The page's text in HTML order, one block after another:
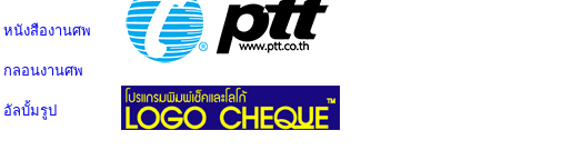
หนังสืองานศพ
กลอนงานศพ
อัลบั้มรูป